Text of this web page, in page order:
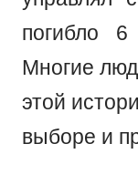
погибло 6
Многие
этой
выборе и